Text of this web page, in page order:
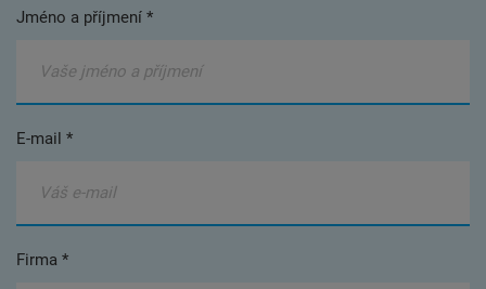
Jméno a příjmení *
E-mail *
Firma *